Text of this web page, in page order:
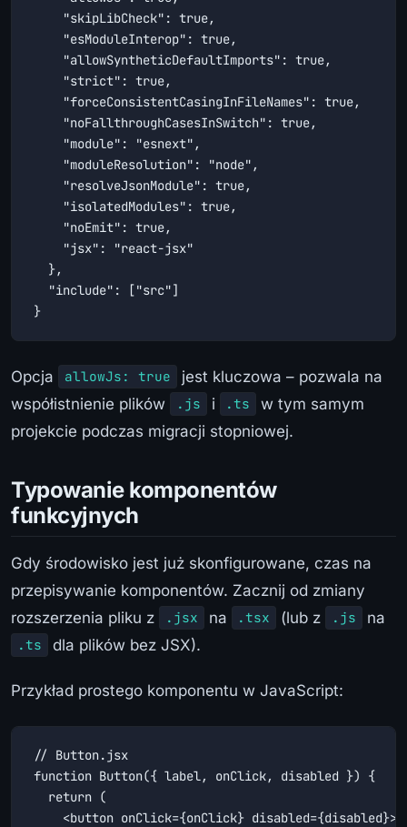
    "skipLibCheck": true,
    "esModuleInterop": true,
    "allowSyntheticDefaultImports": true,
    "strict": true,
    "forceConsistentCasingInFileNames": true,
    "noFallthroughCasesInSwitch": true,
    "module": "esnext",
    "moduleResolution": "node",
    "resolveJsonModule": true,
    "isolatedModules": true,
    "noEmit": true,
    "jsx": "react-jsx"
  },
  "include": ["src"]
}
Opcja allowJs: true
jest kluczowa – pozwala na
współistnienie plików
.js i .ts
w tym samym
projekcie podczas migracji stopniowej.
Typowanie komponentów
funkcyjnych
Gdy środowisko jest już skonfigurowane, czas na
przepisywanie komponentów. Zacznij od zmiany
rozszerzenia pliku z
.jsx na .tsx (lub z .js na
.ts dla plików bez JSX).
Przykład prostego komponentu w JavaScript:
// Button.jsx
function Button({ label, onClick, disabled }) {
  return (
    <button onClick={onClick} disabled={disabled}>